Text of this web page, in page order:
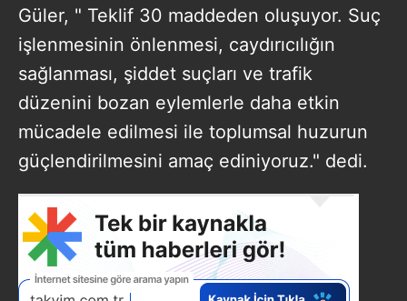
Güler, " Teklif 30 maddeden oluşuyor. Suç
işlenmesinin önlenmesi, caydırıcılığın
sağlanması, şiddet suçları ve trafik
düzenini bozan eylemlerle daha etkin
mücadele edilmesi ile toplumsal huzurun
güçlendirilmesini amaç ediniyoruz." dedi.